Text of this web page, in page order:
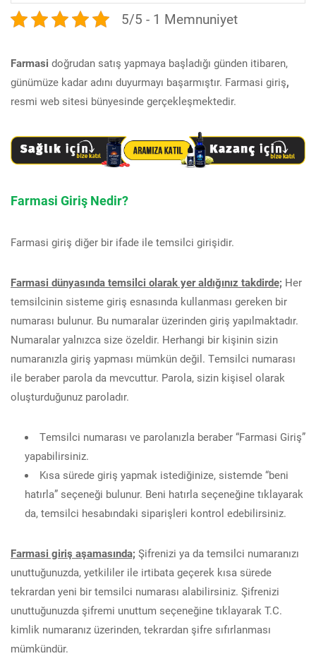
5/5 - 1 Memnuniyet
Farmasi doğrudan satış yapmaya başladığı günden itibaren,
günümüze kadar adını duyurmayı başarmıştır. Farmasi giriş,
resmi web sitesi bünyesinde gerçekleşmektedir.
Farmasi Giriş Nedir?
Farmasi giriş diğer bir ifade ile temsilci girişidir.
Farmasi dünyasında temsilci olarak yer aldığınız takdirde; Her
temsilcinin sisteme giriş esnasında kullanması gereken bir
numarası bulunur. Bu numaralar üzerinden giriş yapılmaktadır.
Numaralar yalnızca size özeldir. Herhangi bir kişinin sizin
numaranızla giriş yapması mümkün değil. Temsilci numarası
ile beraber parola da mevcuttur. Parola, sizin kişisel olarak
oluşturduğunuz paroladır.
Temsilci numarası ve parolanızla beraber “Farmasi Giriş”
yapabilirsiniz.
Kısa sürede giriş yapmak istediğinize, sistemde “beni
hatırla” seçeneği bulunur. Beni hatırla seçeneğine tıklayarak
da, temsilci hesabındaki siparişleri kontrol edebilirsiniz.
Farmasi giriş aşamasında; Şifrenizi ya da temsilci numaranızı
unuttuğunuzda, yetkililer ile irtibata geçerek kısa sürede
tekrardan yeni bir temsilci numarası alabilirsiniz. Şifrenizi
unuttuğunuzda şifremi unuttum seçeneğine tıklayarak T.C.
kimlik numaranız üzerinden, tekrardan şifre sıfırlanması
mümkündür.